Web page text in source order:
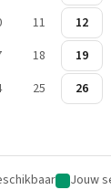
11 12
18 19
25 26
Jouw